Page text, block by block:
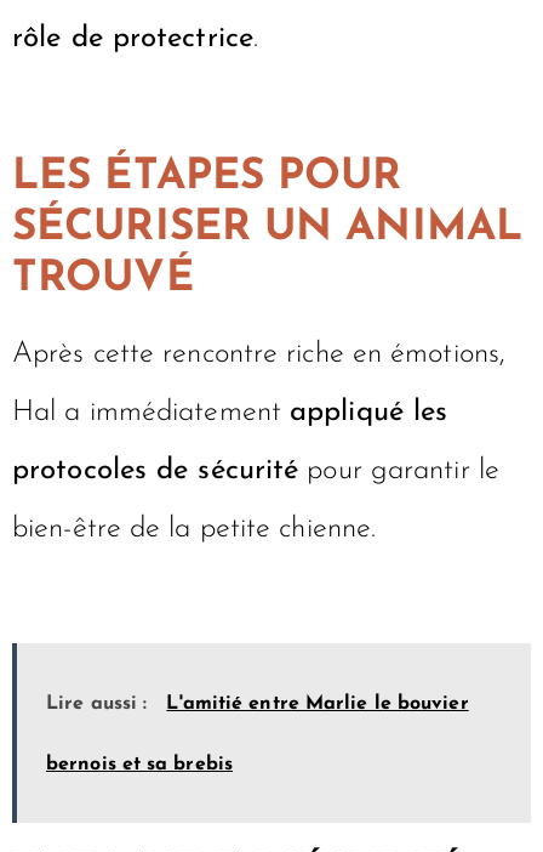
rôle de protectrice.
LES ÉTAPES POUR
SÉCURISER UN ANIMAL
TROUVÉ
Après cette rencontre riche en émotions,
Hal a immédiatement appliqué les
protocoles de sécurité pour garantir le
bien-être de la petite chienne.
Lire aussi : L'amitié entre Marlie le bouvier
bernois et sa brebis